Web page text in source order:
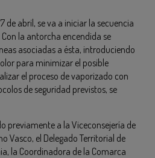
de abril, se va a iniciar la secuencia
la antorcha encendida se
asociadas a ésta, introduciendo
para minimizar el posible
el proceso de vaporizado con
de seguridad previstos, se
previamente a la Viceconsejería de
Vasco, el Delegado Territorial de
la Coordinadora de la Comarca